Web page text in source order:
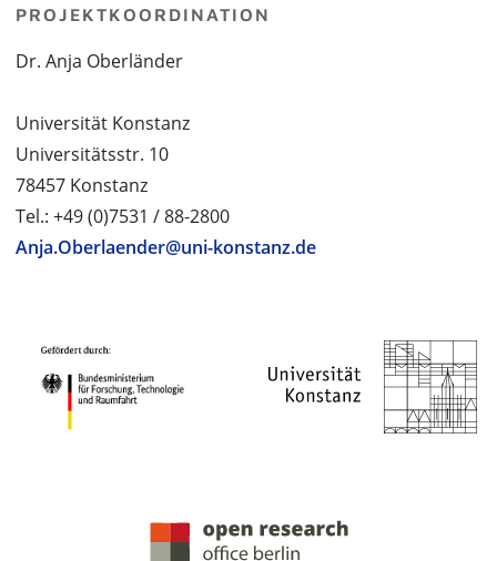
PROJEKTKOORDINATION
Dr. Anja Oberländer
Universität Konstanz
Universitätsstr. 10
78457 Konstanz
Tel.: +49 (0)7531 / 88-2800
Anja.Oberlaender@uni-konstanz.de